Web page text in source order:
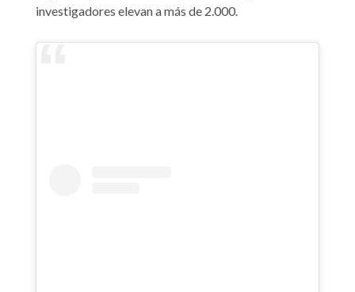
investigadores elevan a más de 2.000.